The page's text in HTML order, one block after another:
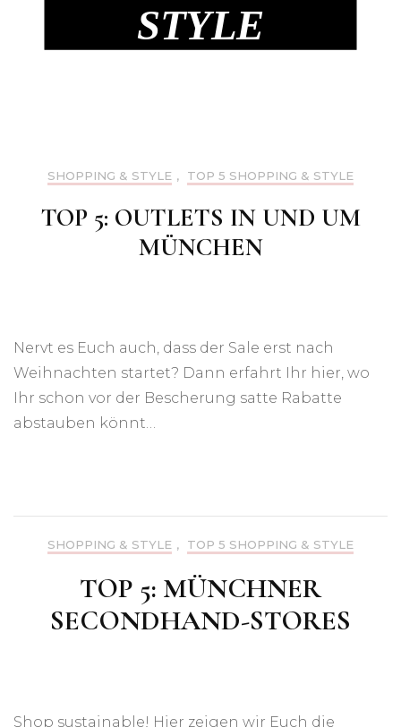
STYLE
SHOPPING & STYLE , TOP 5 SHOPPING & STYLE
TOP 5: OUTLETS IN UND UM
MÜNCHEN
Nervt es Euch auch, dass der Sale erst nach
Weihnachten startet? Dann erfahrt Ihr hier, wo
Ihr schon vor der Bescherung satte Rabatte
abstauben könnt…
SHOPPING & STYLE , TOP 5 SHOPPING & STYLE
TOP 5: MÜNCHNER
SECONDHAND-STORES
Shop sustainable! Hier zeigen wir Euch die